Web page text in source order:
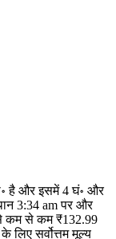
है और इसमें 4 घं॰ और
3:34 am पर और
कम से कम ₹132.99
लिए सर्वोत्तम मूल्य